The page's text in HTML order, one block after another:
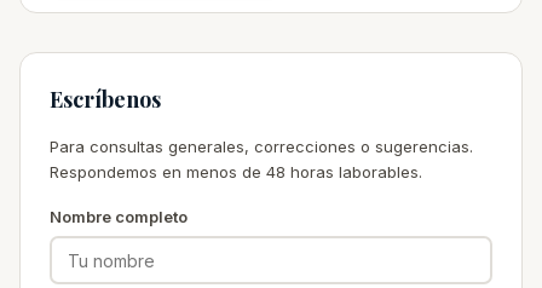
Escríbenos
Para consultas generales, correcciones o sugerencias.
Respondemos en menos de 48 horas laborables.
Nombre completo